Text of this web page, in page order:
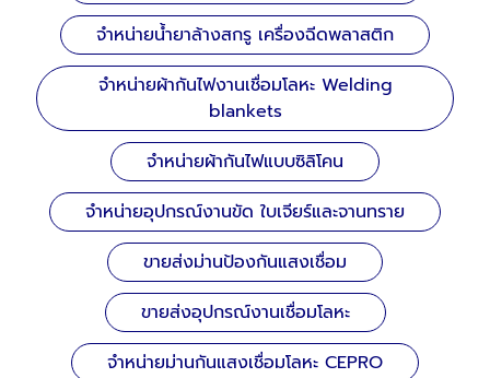
จำหน่ายน้ำยาล้างสกรู เครื่องฉีดพลาสติก
จำหน่ายผ้ากันไฟงานเชื่อมโลหะ Welding
blankets
จำหน่ายผ้ากันไฟแบบซิลิโคน
จำหน่ายอุปกรณ์งานขัด ใบเจียร์และจานทราย
ขายส่งม่านป้องกันแสงเชื่อม
ขายส่งอุปกรณ์งานเชื่อมโลหะ
จำหน่ายม่านกันแสงเชื่อมโลหะ CEPRO